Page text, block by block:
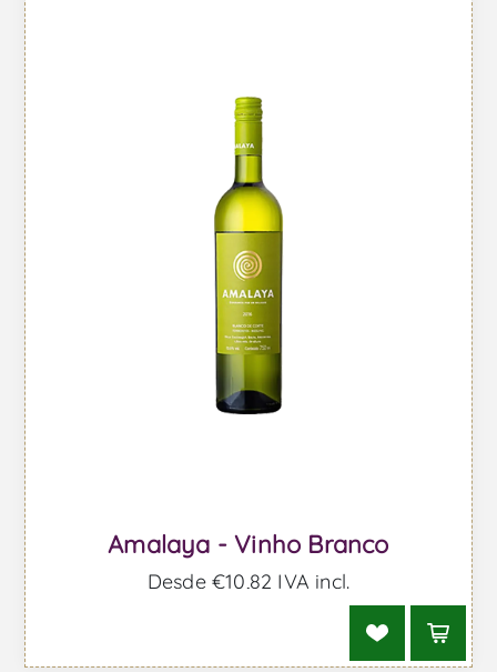
Amalaya - Vinho Branco
Desde €10,82 IVA incl.